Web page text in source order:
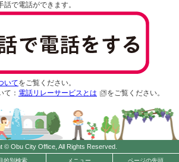
的別検索 メニュー ページの先頭
で電話ができます。
いてをご覧ください。
て： 電話リレーサービスとは をご覧ください。
© Obu City Office, All Rights Reserved.